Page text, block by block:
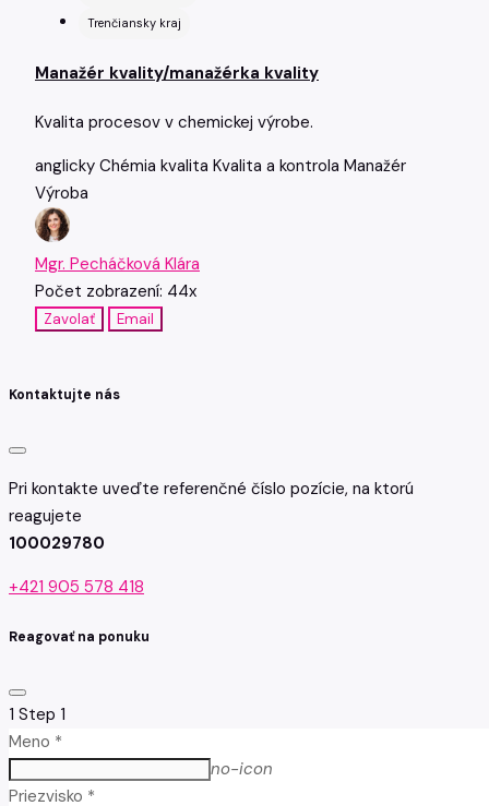
Trenčiansky kraj
Manažér kvality/manažérka kvality
Kvalita procesov v chemickej výrobe.
anglicky Chémia kvalita Kvalita a kontrola Manažér
Výroba
Mgr. Pecháčková Klára
Počet zobrazení: 44x
Zavolať Email
Kontaktujte nás
Pri kontakte uveďte referenčné číslo pozície, na ktorú
reagujete
100029780
+421 905 578 418
Reagovať na ponuku
1 Step 1
Meno *
no-icon
Priezvisko *